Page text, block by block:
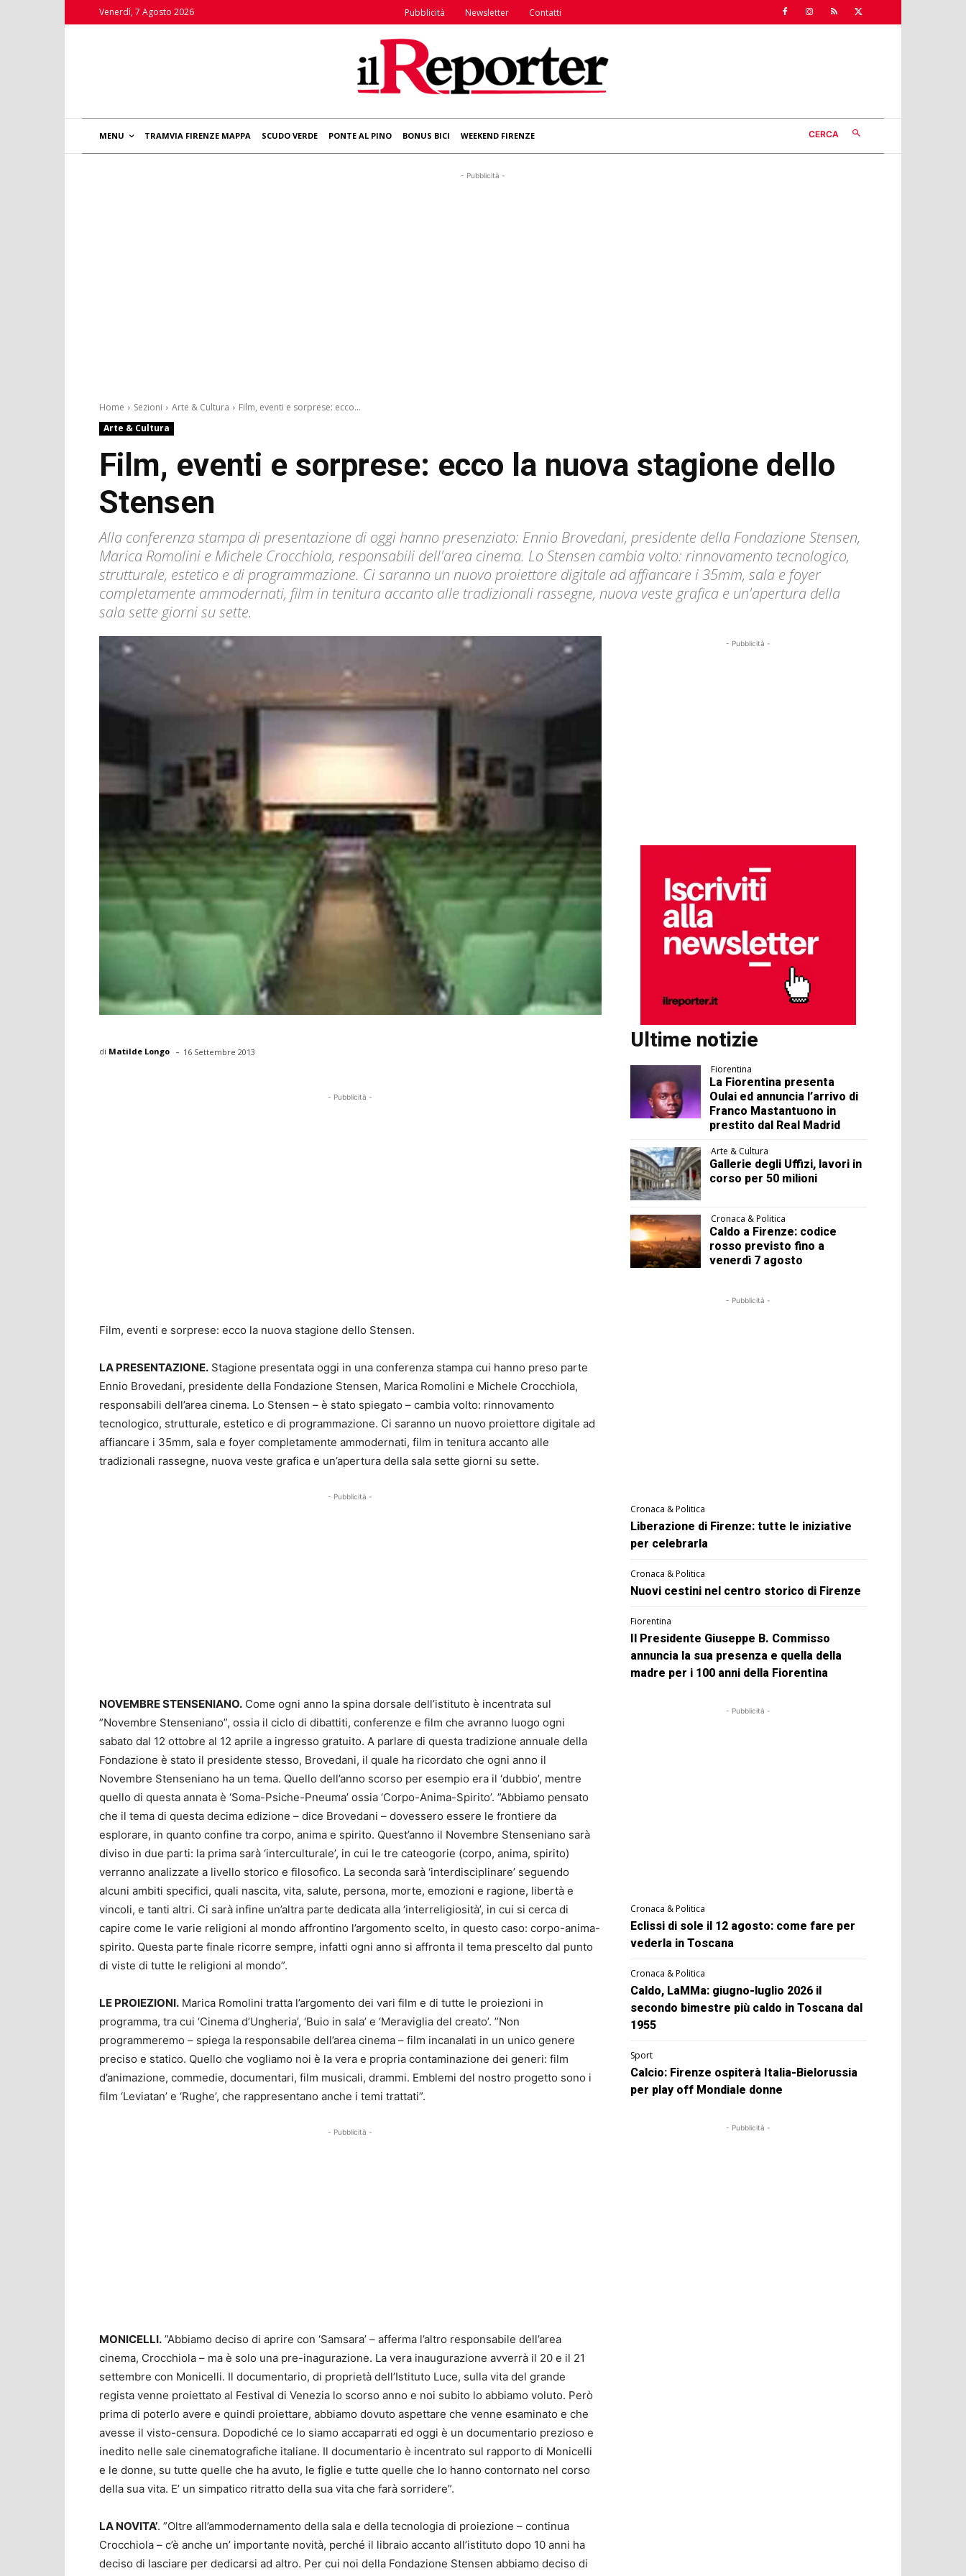
Venerdì, 7 Agosto 2026 Pubblicità Newsletter Contatti
MENU TRAMVIA FIRENZE MAPPA SCUDO VERDE PONTE AL PINO BONUS BICI WEEKEND FIRENZE CERCA
- Pubblicità -
Home Sezioni Arte & Cultura
Film, eventi e sorprese: ecco...
Arte & Cultura
Film, eventi e sorprese: ecco la nuova stagione dello
Stensen
Alla conferenza stampa di presentazione di oggi hanno presenziato: Ennio Brovedani, presidente della Fondazione Stensen,
Marica Romolini e Michele Crocchiola, responsabili dell'area cinema. Lo Stensen cambia volto: rinnovamento tecnologico,
strutturale, estetico e di programmazione. Ci saranno un nuovo proiettore digitale ad affiancare i 35mm, sala e foyer
completamente ammodernati, film in tenitura accanto alle tradizionali rassegne, nuova veste grafica e un'apertura della
sala sette giorni su sette.
di Matilde Longo - 16 Settembre 2013
- Pubblicità -
Film, eventi e sorprese: ecco la nuova stagione dello Stensen.
LA PRESENTAZIONE. Stagione presentata oggi in una conferenza stampa cui hanno preso parte
Ennio Brovedani, presidente della Fondazione Stensen, Marica Romolini e Michele Crocchiola,
responsabili dell’area cinema. Lo Stensen – è stato spiegato – cambia volto: rinnovamento
tecnologico, strutturale, estetico e di programmazione. Ci saranno un nuovo proiettore digitale ad
affiancare i 35mm, sala e foyer completamente ammodernati, film in tenitura accanto alle
tradizionali rassegne, nuova veste grafica e un’apertura della sala sette giorni su sette.
- Pubblicità -
NOVEMBRE STENSENIANO. Come ogni anno la spina dorsale dell’istituto è incentrata sul
”Novembre Stenseniano”, ossia il ciclo di dibattiti, conferenze e film che avranno luogo ogni
sabato dal 12 ottobre al 12 aprile a ingresso gratuito. A parlare di questa tradizione annuale della
Fondazione è stato il presidente stesso, Brovedani, il quale ha ricordato che ogni anno il
Novembre Stenseniano ha un tema. Quello dell’anno scorso per esempio era il ‘dubbio’, mentre
quello di questa annata è ‘Soma-Psiche-Pneuma’ ossia ‘Corpo-Anima-Spirito’. ”Abbiamo pensato
che il tema di questa decima edizione – dice Brovedani – dovessero essere le frontiere da
esplorare, in quanto confine tra corpo, anima e spirito. Quest’anno il Novembre Stenseniano sarà
diviso in due parti: la prima sarà ‘interculturale’, in cui le tre cateogorie (corpo, anima, spirito)
verranno analizzate a livello storico e filosofico. La seconda sarà ‘interdisciplinare’ seguendo
alcuni ambiti specifici, quali nascita, vita, salute, persona, morte, emozioni e ragione, libertà e
vincoli, e tanti altri. Ci sarà infine un’altra parte dedicata alla ‘interreligiosità’, in cui si cerca di
capire come le varie religioni al mondo affrontino l’argomento scelto, in questo caso: corpo-anima-
spirito. Questa parte finale ricorre sempre, infatti ogni anno si affronta il tema prescelto dal punto
di viste di tutte le religioni al mondo”.
LE PROIEZIONI. Marica Romolini tratta l’argomento dei vari film e di tutte le proiezioni in
programma, tra cui ‘Cinema d’Ungheria’, ‘Buio in sala’ e ‘Meraviglia del creato’. ”Non
programmeremo – spiega la responsabile dell’area cinema – film incanalati in un unico genere
preciso e statico. Quello che vogliamo noi è la vera e propria contaminazione dei generi: film
d’animazione, commedie, documentari, film musicali, drammi. Emblemi del nostro progetto sono i
film ‘Leviatan’ e ‘Rughe’, che rappresentano anche i temi trattati”.
- Pubblicità -
MONICELLI. ”Abbiamo deciso di aprire con ‘Samsara’ – afferma l’altro responsabile dell’area
cinema, Crocchiola – ma è solo una pre-inagurazione. La vera inaugurazione avverrà il 20 e il 21
settembre con Monicelli. Il documentario, di proprietà dell’Istituto Luce, sulla vita del grande
regista venne proiettato al Festival di Venezia lo scorso anno e noi subito lo abbiamo voluto. Però
prima di poterlo avere e quindi proiettare, abbiamo dovuto aspettare che venne esaminato e che
avesse il visto-censura. Dopodiché ce lo siamo accaparrati ed oggi è un documentario prezioso e
inedito nelle sale cinematografiche italiane. Il documentario è incentrato sul rapporto di Monicelli
e le donne, su tutte quelle che ha avuto, le figlie e tutte quelle che lo hanno contornato nel corso
della sua vita. E’ un simpatico ritratto della sua vita che farà sorridere”.
LA NOVITA’. ”Oltre all’ammodernamento della sala e della tecnologia di proiezione – continua
Crocchiola – c’è anche un’ importante novità, perché il libraio accanto all’istituto dopo 10 anni ha
deciso di lasciare per dedicarsi ad altro. Per cui noi della Fondazione Stensen abbiamo deciso di
- Pubblicità -
Ultime notizie
Fiorentina
La Fiorentina presenta
Oulai ed annuncia l’arrivo di
Franco Mastantuono in
prestito dal Real Madrid
Arte & Cultura
Gallerie degli Uffizi, lavori in
corso per 50 milioni
Cronaca & Politica
Caldo a Firenze: codice
rosso previsto fino a
venerdì 7 agosto
- Pubblicità -
Cronaca & Politica
Liberazione di Firenze: tutte le iniziative
per celebrarla
Cronaca & Politica
Nuovi cestini nel centro storico di Firenze
Fiorentina
Il Presidente Giuseppe B. Commisso
annuncia la sua presenza e quella della
madre per i 100 anni della Fiorentina
- Pubblicità -
Cronaca & Politica
Eclissi di sole il 12 agosto: come fare per
vederla in Toscana
Cronaca & Politica
Caldo, LaMMa: giugno-luglio 2026 il
secondo bimestre più caldo in Toscana dal
1955
Sport
Calcio: Firenze ospiterà Italia-Bielorussia
per play off Mondiale donne
- Pubblicità -